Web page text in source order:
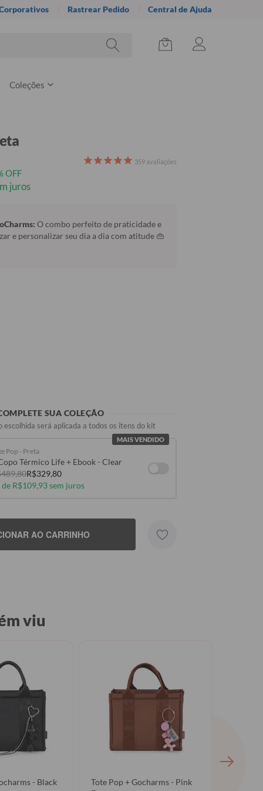
Rastrear Pedido Central de Ajuda
Coleções
OFF
juros
359 avaliações
O combo perfeito de praticidade e
e personalizar seu dia a dia com atitude 👜
SUA COLEÇÃO
escolhida será aplicada a todos os itens do kit
MAIS VENDIDO
Pop - Preta
Térmico Life + Ebook - Clear
R$329,80
de R$109,93 sem juros
AO CARRINHO
viu
- Black
Tote Pop + Gocharms - Pink